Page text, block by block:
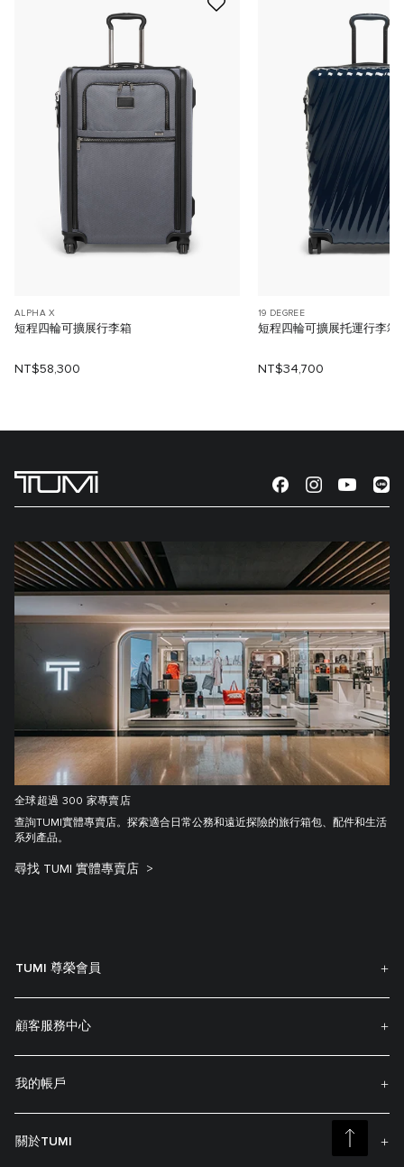
ALPHA X
短程四輪可擴展行李箱
NT$58,300
19 DEGREE
短程四輪可擴展托運行李箱
NT$34,700
全球超過 300 家專賣店
查詢TUMI實體專賣店。探索適合日常公務和遠近探險的旅行箱包、配件和生活
系列產品。
尋找 TUMI 實體專賣店
TUMI 尊榮會員
顧客服務中心
我的帳戶
關於TUMI